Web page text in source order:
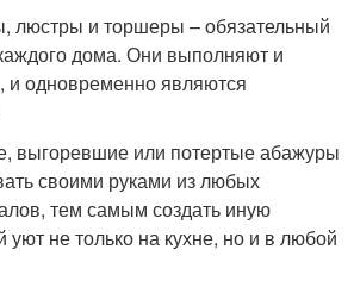
люстры и торшеры – обязательный
дома. Они выполняют и
и одновременно являются
выгоревшие или потертые абажуры
своими руками из любых
тем самым создать иную
не только на кухне, но и в любой